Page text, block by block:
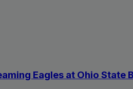
Eagles at Ohio State